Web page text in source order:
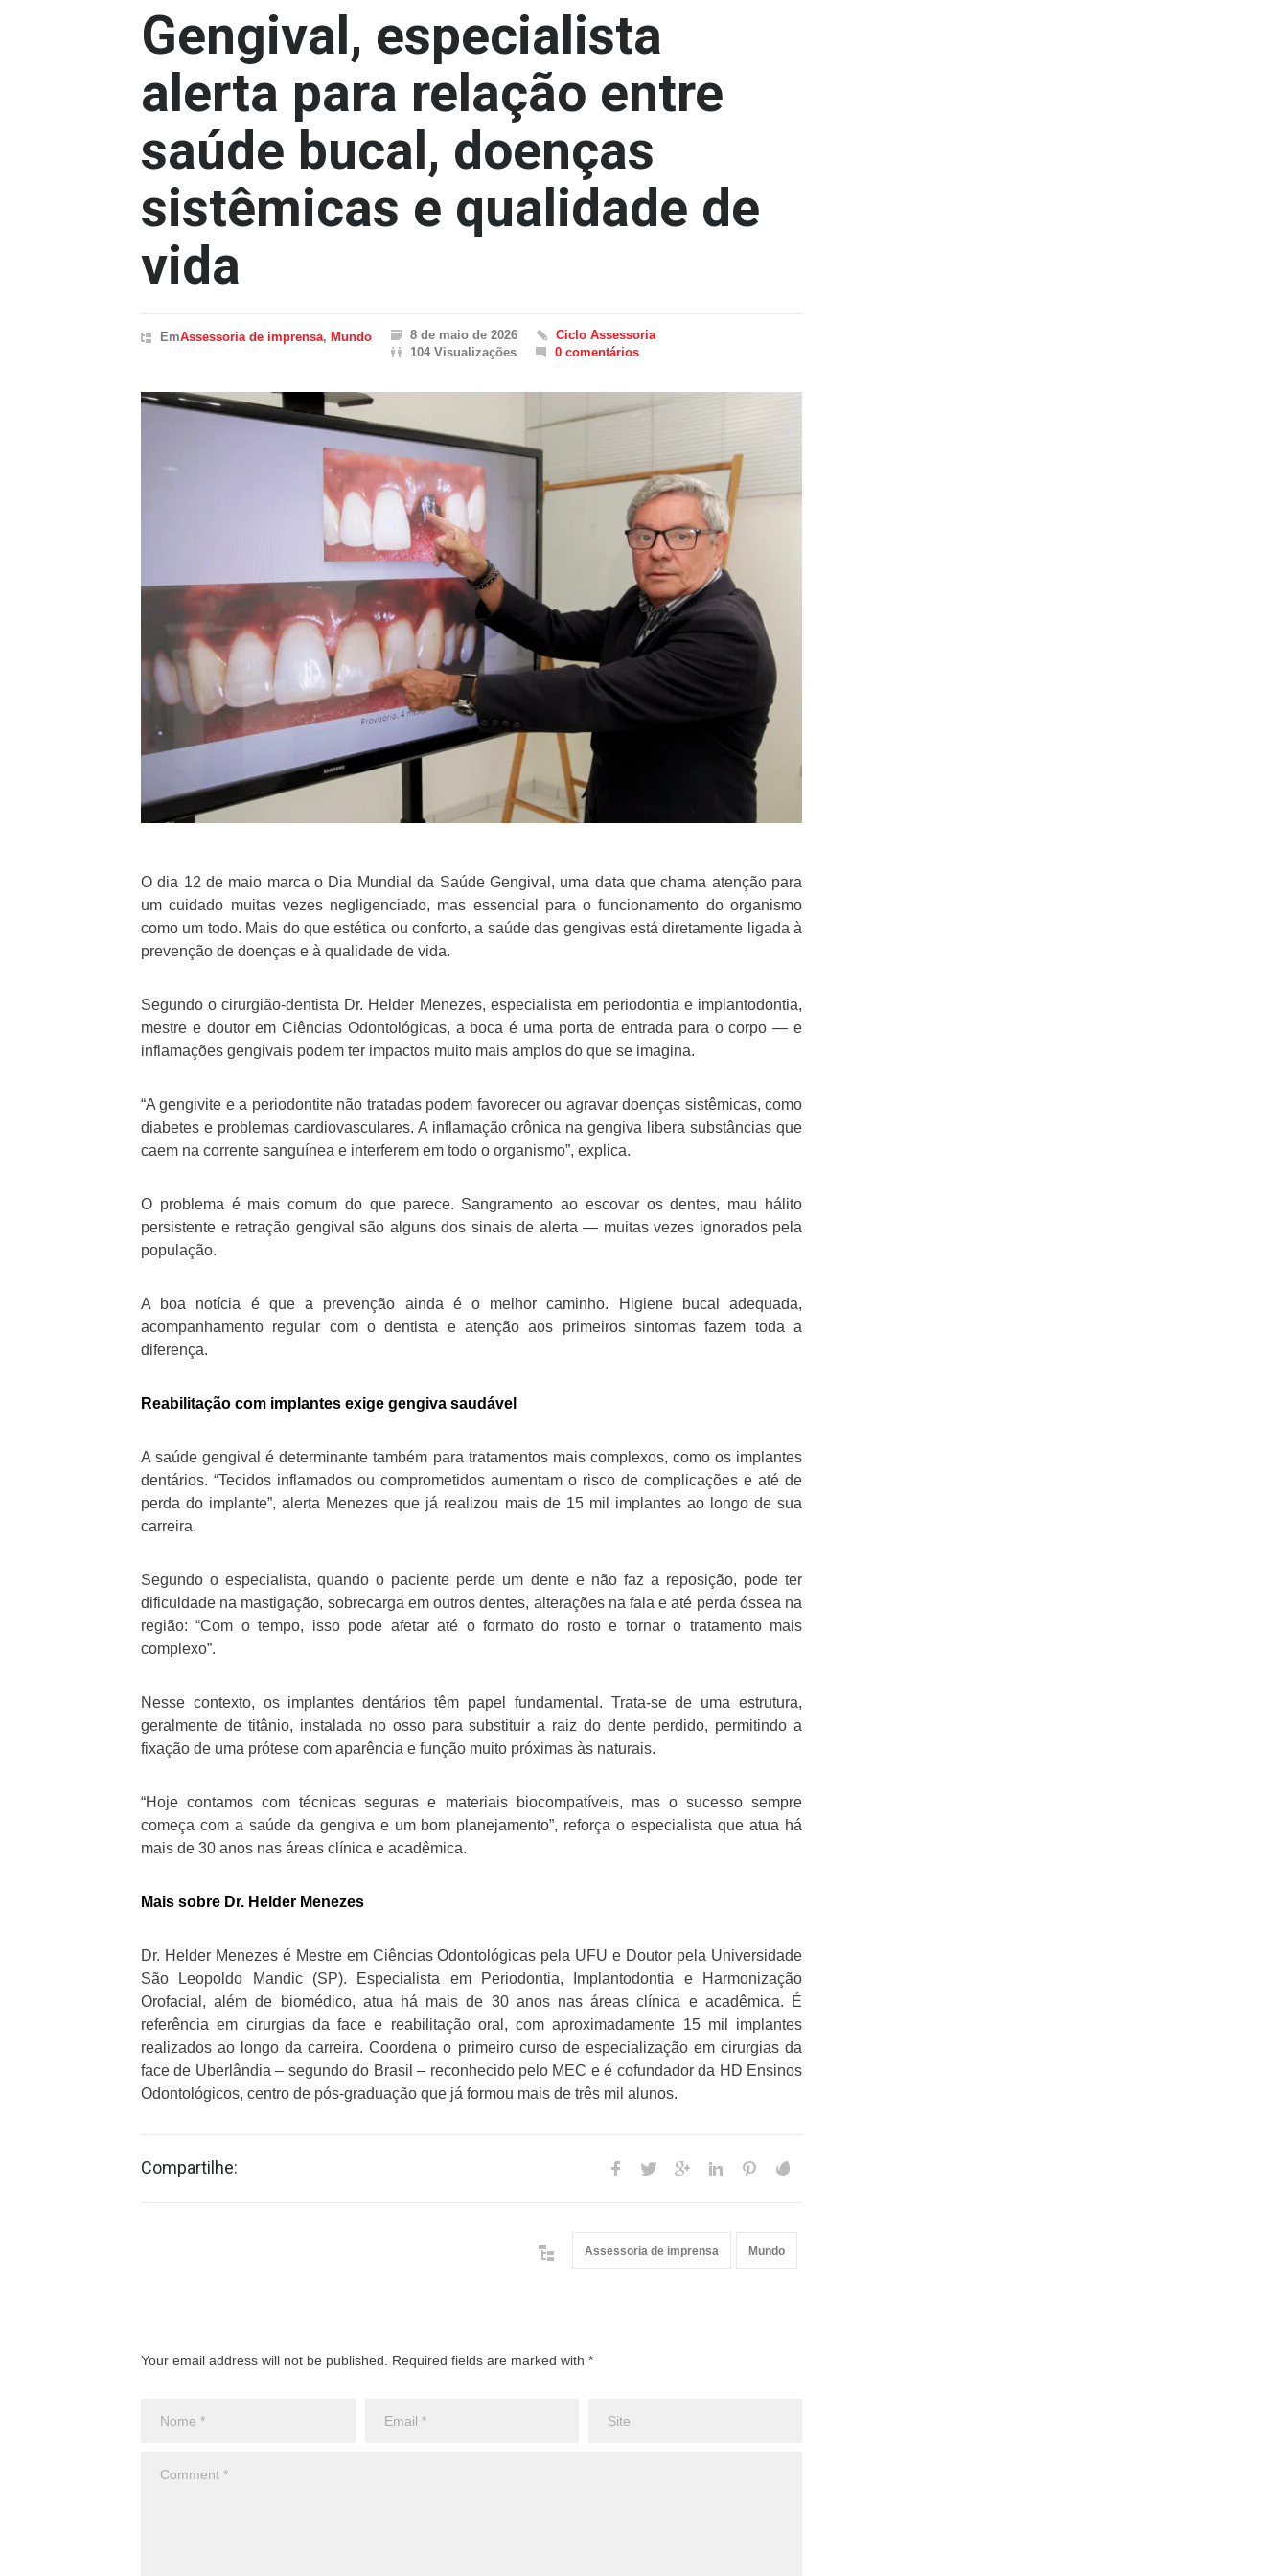
Gengival, especialista
alerta para relação entre
saúde bucal, doenças
sistêmicas e qualidade de
vida
EmAssessoria de imprensa, Mundo 8 de maio de 2026
Ciclo Assessoria
104 Visualizações
0 comentários
O dia 12 de maio marca o Dia Mundial da Saúde Gengival, uma data que chama atenção para
um cuidado muitas vezes negligenciado, mas essencial para o funcionamento do organismo
como um todo. Mais do que estética ou conforto, a saúde das gengivas está diretamente ligada à
prevenção de doenças e à qualidade de vida.
Segundo o cirurgião-dentista Dr. Helder Menezes, especialista em periodontia e implantodontia,
mestre e doutor em Ciências Odontológicas, a boca é uma porta de entrada para o corpo — e
inflamações gengivais podem ter impactos muito mais amplos do que se imagina.
“A gengivite e a periodontite não tratadas podem favorecer ou agravar doenças sistêmicas, como
diabetes e problemas cardiovasculares. A inflamação crônica na gengiva libera substâncias que
caem na corrente sanguínea e interferem em todo o organismo”, explica.
O problema é mais comum do que parece. Sangramento ao escovar os dentes, mau hálito
persistente e retração gengival são alguns dos sinais de alerta — muitas vezes ignorados pela
população.
A boa notícia é que a prevenção ainda é o melhor caminho. Higiene bucal adequada,
acompanhamento regular com o dentista e atenção aos primeiros sintomas fazem toda a
diferença.
Reabilitação com implantes exige gengiva saudável
A saúde gengival é determinante também para tratamentos mais complexos, como os implantes
dentários. “Tecidos inflamados ou comprometidos aumentam o risco de complicações e até de
perda do implante”, alerta Menezes que já realizou mais de 15 mil implantes ao longo de sua
carreira.
Segundo o especialista, quando o paciente perde um dente e não faz a reposição, pode ter
dificuldade na mastigação, sobrecarga em outros dentes, alterações na fala e até perda óssea na
região: “Com o tempo, isso pode afetar até o formato do rosto e tornar o tratamento mais
complexo”.
Nesse contexto, os implantes dentários têm papel fundamental. Trata-se de uma estrutura,
geralmente de titânio, instalada no osso para substituir a raiz do dente perdido, permitindo a
fixação de uma prótese com aparência e função muito próximas às naturais.
“Hoje contamos com técnicas seguras e materiais biocompatíveis, mas o sucesso sempre
começa com a saúde da gengiva e um bom planejamento”, reforça o especialista que atua há
mais de 30 anos nas áreas clínica e acadêmica.
Mais sobre Dr. Helder Menezes
Dr. Helder Menezes é Mestre em Ciências Odontológicas pela UFU e Doutor pela Universidade
São Leopoldo Mandic (SP). Especialista em Periodontia, Implantodontia e Harmonização
Orofacial, além de biomédico, atua há mais de 30 anos nas áreas clínica e acadêmica. É
referência em cirurgias da face e reabilitação oral, com aproximadamente 15 mil implantes
realizados ao longo da carreira. Coordena o primeiro curso de especialização em cirurgias da
face de Uberlândia – segundo do Brasil – reconhecido pelo MEC e é cofundador da HD Ensinos
Odontológicos, centro de pós-graduação que já formou mais de três mil alunos.
Compartilhe:
Assessoria de imprensa Mundo
Your email address will not be published. Required fields are marked with *